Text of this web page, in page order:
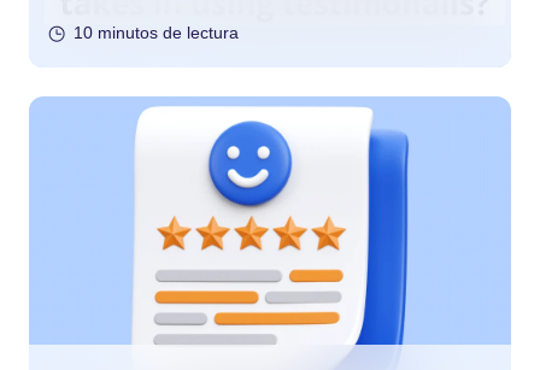
10 minutos de lectura